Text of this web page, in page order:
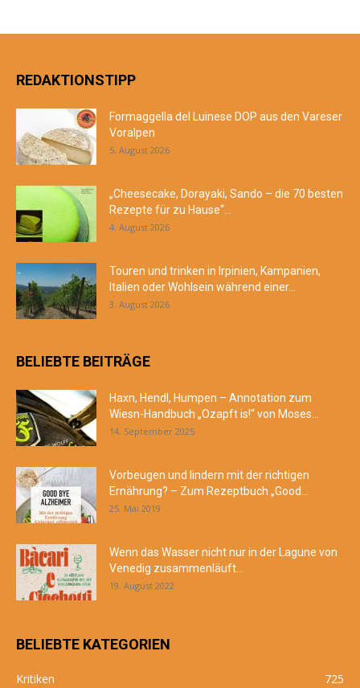
REDAKTIONSTIPP
Formaggella del Luinese DOP aus den Vareser
Voralpen
5. August 2026
„Cheesecake, Dorayaki, Sando – die 70 besten
Rezepte für zu Hause“...
4. August 2026
Touren und trinken in Irpinien, Kampanien,
Italien oder Wohlsein während einer...
3. August 2026
BELIEBTE BEITRÄGE
Haxn, Hendl, Humpen – Annotation zum
Wiesn-Handbuch „Ozapft is!“ von Moses...
14. September 2025
Vorbeugen und lindern mit der richtigen
Ernährung? – Zum Rezeptbuch „Good...
25. Mai 2019
Wenn das Wasser nicht nur in der Lagune von
Venedig zusammenläuft...
19. August 2022
BELIEBTE KATEGORIEN
Kritiken
725